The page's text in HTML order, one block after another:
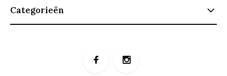
Categorieën